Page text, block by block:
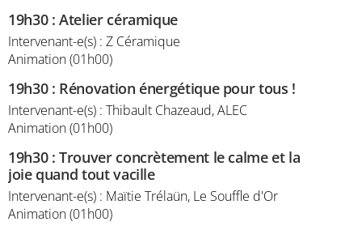
19h30:Atelier céramique
Intervenant-e(s) : Z Céramique
Animation (01h00)
19h30: Rénovation énergétique pour tous !
Intervenant-e(s) : Thibault Chazeaud, ALEC
Animation (01h00)
19h30:Trouver concrètement le calme et la
joie quand tout vacille
Intervenant-e(s) : Maïtie Trélaün, Le Souffle d'Or
Animation (01h00)